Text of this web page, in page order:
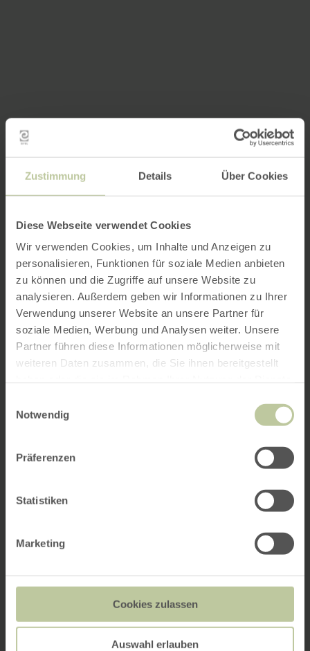
Zustimmung Details Über Cookies
Diese Webseite verwendet Cookies
Wir verwenden Cookies, um Inhalte und Anzeigen zu
personalisieren, Funktionen für soziale Medien anbieten
zu können und die Zugriffe auf unsere Website zu
analysieren. Außerdem geben wir Informationen zu Ihrer
Verwendung unserer Website an unsere Partner für
soziale Medien, Werbung und Analysen weiter. Unsere
Partner führen diese Informationen möglicherweise mit
weiteren Daten zusammen, die Sie ihnen bereitgestellt
Notwendig
Präferenzen
Statistiken
Marketing
Cookies zulassen
Auswahl erlauben